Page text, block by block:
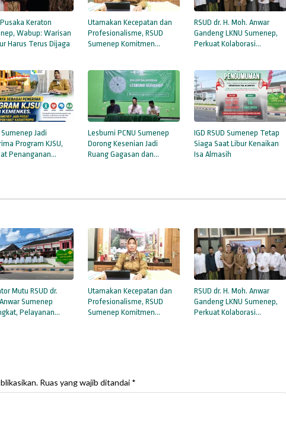
Keraton
Wabup: Warisan
Harus Terus Dijaga
Utamakan Kecepatan dan
Profesionalisme, RSUD
Sumenep Komitmen
RSUD dr. H. Moh. Anwar
Gandeng LKNU Sumenep,
Perkuat Kolaborasi
Sumenep Jadi
Program KJSU,
Penanganan
Lesbumi PCNU Sumenep
Dorong Kesenian Jadi
Ruang Gagasan dan
IGD RSUD Sumenep Tetap
Siaga Saat Libur Kenaikan
Isa Almasih
Mutu RSUD dr.
Sumenep
Pelayanan
Utamakan Kecepatan dan
Profesionalisme, RSUD
Sumenep Komitmen
RSUD dr. H. Moh. Anwar
Gandeng LKNU Sumenep,
Perkuat Kolaborasi
Ruas yang wajib ditandai *